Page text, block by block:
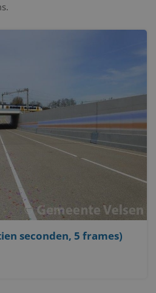
seconden, 5 frames)